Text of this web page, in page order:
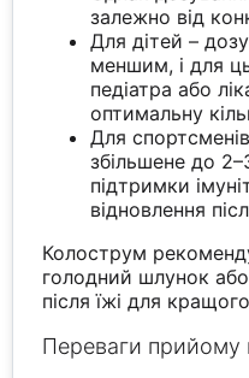
залежно від
Для дітей –
меншим, і для
педіатра або
оптимальну
Для
збільшене до
підтримки
відновлення
Колострум
голодний шлунок
після їжі для
Переваги прийому